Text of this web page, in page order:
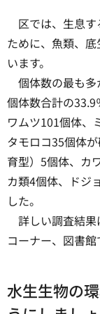
区では、生息す
ために、魚類、
います。
個体数の最も多
個体数合計の
ワムツ101個体、
タモロコ35個体
育型）5個体、カ
カ類4個体、ドジ
した。
詳しい調査結果
コーナー、図書館
水生生物の